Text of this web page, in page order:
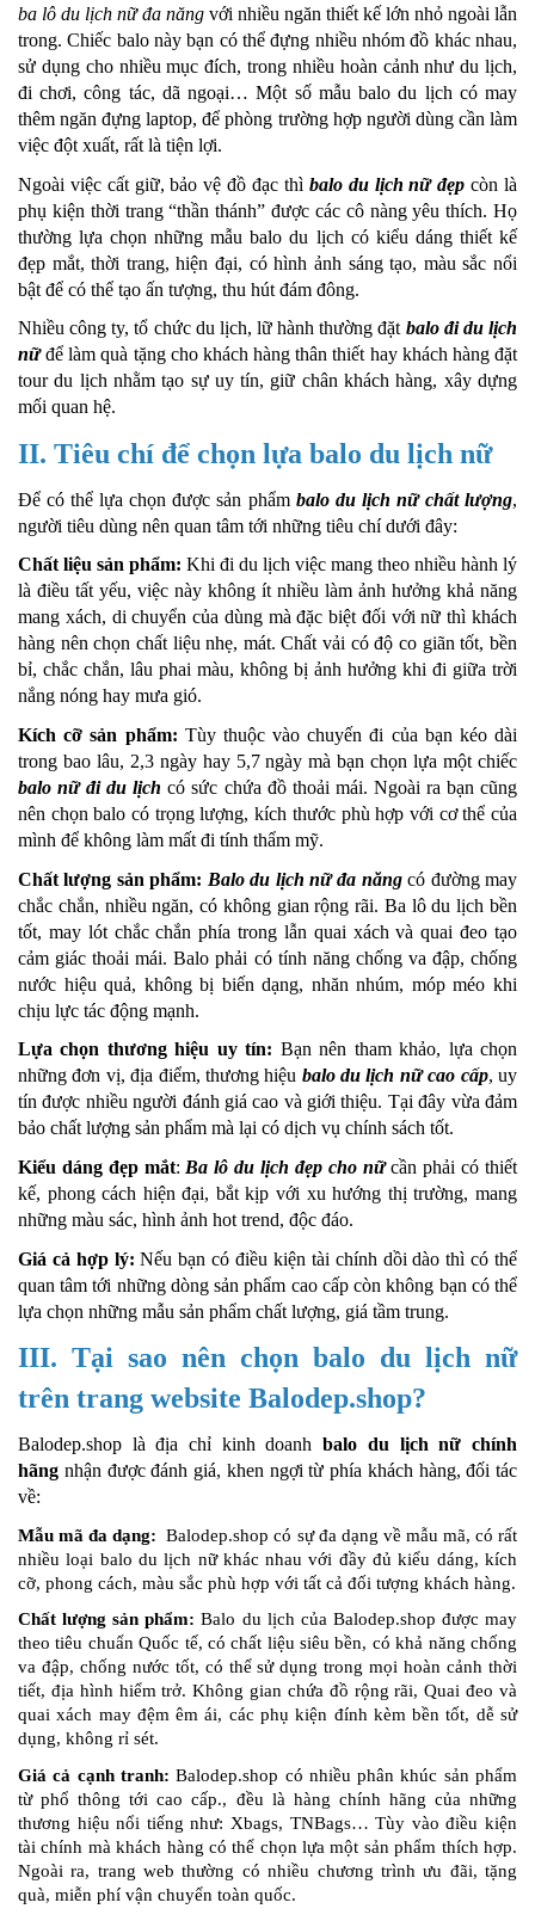
ba lô du lịch nữ đa năng với nhiều ngăn thiết kế lớn nhỏ ngoài lẫn
trong. Chiếc balo này bạn có thể đựng nhiều nhóm đồ khác nhau,
sử dụng cho nhiều mục đích, trong nhiều hoàn cảnh như du lịch,
đi chơi, công tác, dã ngoại… Một số mẫu balo du lịch có may
thêm ngăn đựng laptop, để phòng trường hợp người dùng cần làm
việc đột xuất, rất là tiện lợi.
Ngoài việc cất giữ, bảo vệ đồ đạc thì balo du lịch nữ đẹpcòn là
phụ kiện thời trang “thần thánh” được các cô nàng yêu thích. Họ
thường lựa chọn những mẫu balo du lịch có kiểu dáng thiết kế
đẹp mắt, thời trang, hiện đại, có hình ảnh sáng tạo, màu sắc nổi
bật để có thể tạo ấn tượng, thu hút đám đông.
Nhiều công ty, tổ chức du lịch, lữ hành thường đặt balo đi du lịch
nữđể làm quà tặng cho khách hàng thân thiết hay khách hàng đặt
tour du lịch nhằm tạo sự uy tín, giữ chân khách hàng, xây dựng
mối quan hệ.
II. Tiêu chí để chọn lựa balo du lịch nữ
Để có thể lựa chọn được sản phẩm balo du lịch nữ chất lượng,
người tiêu dùng nên quan tâm tới những tiêu chí dưới đây:
Chất liệu sản phẩm: Khi đi du lịch việc mang theo nhiều hành lý
là điều tất yếu, việc này không ít nhiều làm ảnh hưởng khả năng
mang xách, di chuyển của dùng mà đặc biệt đối với nữ thì khách
hàng nên chọn chất liệu nhẹ, mát. Chất vải có độ co giãn tốt, bền
bỉ, chắc chắn, lâu phai màu, không bị ảnh hưởng khi đi giữa trời
nắng nóng hay mưa gió.
Kích cỡ sản phẩm: Tùy thuộc vào chuyến đi của bạn kéo dài
trong bao lâu, 2,3 ngày hay 5,7 ngày mà bạn chọn lựa một chiếc
balo nữ đi du lịch có sức chứa đồ thoải mái. Ngoài ra bạn cũng
nên chọn balo có trọng lượng, kích thước phù hợp với cơ thể của
mình để không làm mất đi tính thẩm mỹ.
Chất lượng sản phẩm: Balo du lịch nữ đa năngcó đường may
chắc chắn, nhiều ngăn, có không gian rộng rãi. Ba lô du lịch bền
tốt, may lót chắc chắn phía trong lẫn quai xách và quai đeo tạo
cảm giác thoải mái. Balo phải có tính năng chống va đập, chống
nước hiệu quả, không bị biến dạng, nhăn nhúm, móp méo khi
chịu lực tác động mạnh.
Lựa chọn thương hiệu uy tín: Bạn nên tham khảo, lựa chọn
những đơn vị, địa điểm, thương hiệu balo du lịch nữ cao cấp, uy
tín được nhiều người đánh giá cao và giới thiệu. Tại đây vừa đảm
bảo chất lượng sản phẩm mà lại có dịch vụ chính sách tốt.
Kiểu dáng đẹp mắt: Ba lô du lịch đẹp cho nữcần phải có thiết
kế, phong cách hiện đại, bắt kịp với xu hướng thị trường, mang
những màu sác, hình ảnh hot trend, độc đáo.
Giá cả hợp lý: Nếu bạn có điều kiện tài chính dồi dào thì có thể
quan tâm tới những dòng sản phẩm cao cấp còn không bạn có thể
lựa chọn những mẫu sản phẩm chất lượng, giá tầm trung.
III. Tại sao nên chọn balo du lịch nữ
trên trang website Balodep.shop?
Balodep.shop là địa chỉ kinh doanhbalo du lịch nữ chính
hãng nhận được đánh giá, khen ngợi từ phía khách hàng, đối tác
về:
Mẫu mã đa dạng: Balodep.shop có sự đa dạng về mẫu mã, có rất
nhiều loại balo du lịch nữ khác nhau với đầy đủ kiểu dáng, kích
cỡ, phong cách, màu sắc phù hợp với tất cả đối tượng khách hàng.
Chất lượng sản phẩm: Balo du lịch của Balodep.shop được may
theo tiêu chuẩn Quốc tế, có chất liệu siêu bền, có khả năng chống
va đập, chống nước tốt, có thể sử dụng trong mọi hoàn cảnh thời
tiết, địa hình hiểm trở. Không gian chứa đồ rộng rãi, Quai đeo và
quai xách may đệm êm ái, các phụ kiện đính kèm bền tốt, dễ sử
dụng, không rỉ sét.
Giá cả cạnh tranh: Balodep.shop có nhiều phân khúc sản phẩm
từ phổ thông tới cao cấp., đều là hàng chính hãng của những
thương hiệu nổi tiếng như: Xbags, TNBags… Tùy vào điều kiện
tài chính mà khách hàng có thể chọn lựa một sản phẩm thích hợp.
Ngoài ra, trang web thường có nhiều chương trình ưu đãi, tặng
quà, miễn phí vận chuyển toàn quốc.